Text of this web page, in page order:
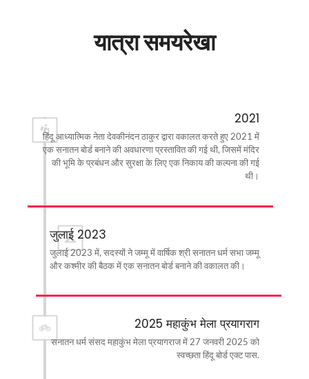
यात्रा समयरेखा
2021
हिंदू आध्यात्मिक नेता देवकीनंदन ठाकुर द्वारा वकालत करते हुए 2021 में
एक सनातन बोर्ड बनाने की अवधारणा प्रस्तावित की गई थी, जिसमें मंदिर
की भूमि के प्रबंधन और सुरक्षा के लिए एक निकाय की कल्पना की गई
थी।
जुलाई 2023
जुलाई 2023 में, सदस्यों ने जम्मू में वार्षिक श्री सनातन धर्म सभा जम्मू
और कश्मीर की बैठक में एक सनातन बोर्ड बनाने की वकालत की।
2025 महाकुंभ मेला प्रयागराग
सनातन धर्म संसद महाकुंभ मेला प्रयागराज में 27 जनवरी 2025 को
स्वच्छता हिंदू बोर्ड एक्ट पास.